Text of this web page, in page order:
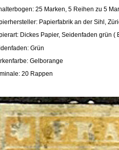
25 Marken, 5 Reihen zu 5
Papierfabrik an der Sihl,
Dickes Papier, Seidenfaden grün (
Grün
Gelborange
20 Rappen